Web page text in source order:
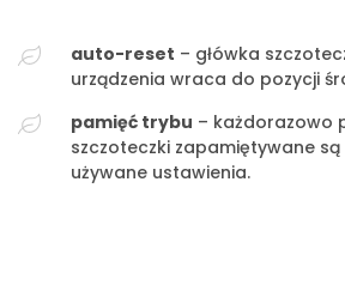
auto-reset – główka
urządzenia wraca do pozycji
pamięć trybu – każdorazowo
szczoteczki zapamiętywane
używane ustawienia.